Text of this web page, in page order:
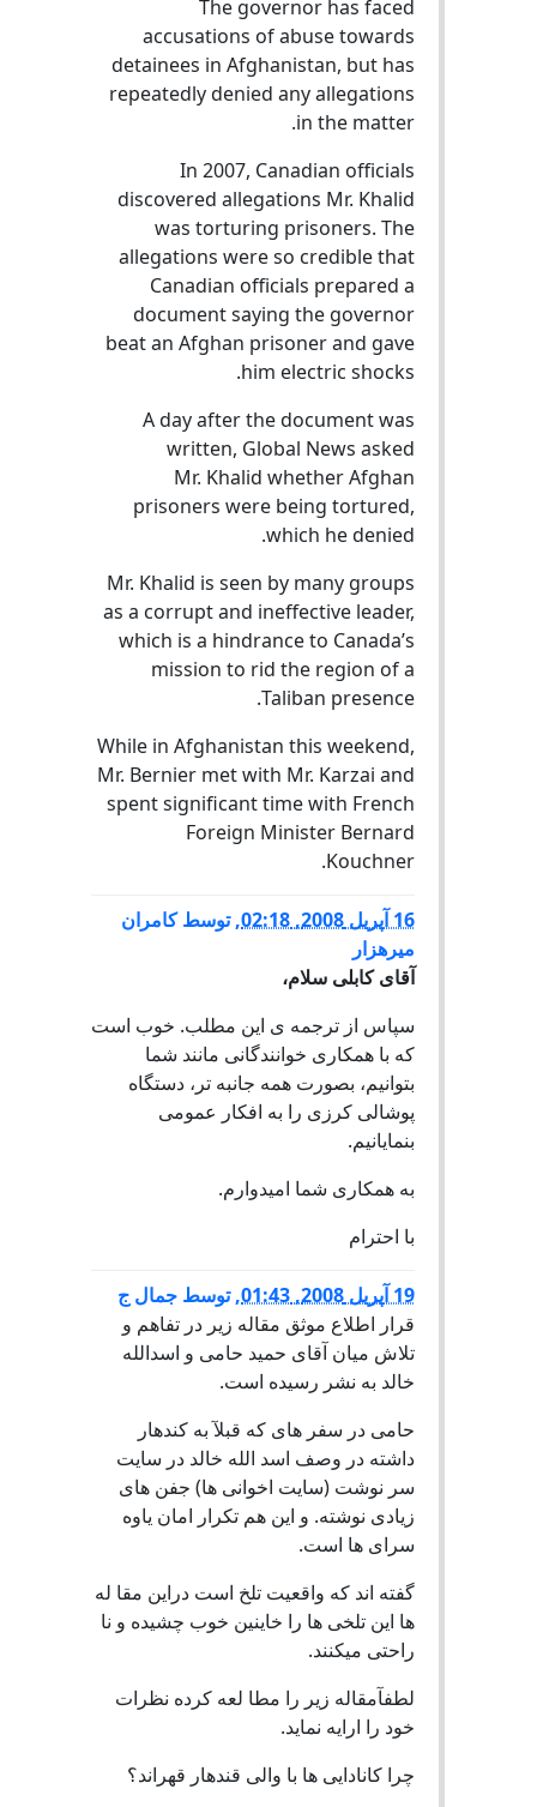
The governor has faced
accusations of abuse towards
detainees in Afghanistan, but has
repeatedly denied any allegations
in the matter.
In 2007, Canadian officials
discovered allegations Mr. Khalid
was torturing prisoners. The
allegations were so credible that
Canadian officials prepared a
document saying the governor
beat an Afghan prisoner and gave
him electric shocks.
A day after the document was
written, Global News asked
Mr. Khalid whether Afghan
prisoners were being tortured,
which he denied.
Mr. Khalid is seen by many groups
as a corrupt and ineffective leader,
which is a hindrance to Canada’s
mission to rid the region of a
Taliban presence.
While in Afghanistan this weekend,
Mr. Bernier met with Mr. Karzai and
spent significant time with French
Foreign Minister Bernard
Kouchner.
16 آپریل 2008, 02:18 ,توسطکامران
ميرهزار
آقای کابلی سلام،
سپاس از ترجمه ی اين مطلب. خوب است
که با همکاری خوانندگانی مانند شما
بتوانيم، بصورت همه جانبه تر، دستگاه
پوشالی کرزی را به افکار عمومی
بنمايانيم.
به همکاری شما اميدوارم.
با احترام
19 آپریل 2008, 01:43 ,توسط جمال ج
قرار اطلاع موثق مقاله زیر در تفاهم و
تلاش میان آقای حمید حامی و اسدالله
خالد به نشر رسیده است.
حامی در سفر های که قبلآ به کندهار
داشته در وصف اسد الله خالد در سایت
سر نوشت (سایت اخوانی ها) جفن های
زیادی نوشته. و این هم تکرار امان یاوه
سرای ها است.
گفته اند که واقعیت تلخ است دراین مقا له
ها این تلخی ها را خاینین خوب چشیده و نا
راحتی میکنند.
لطفآمقاله زیر را مطا لعه کرده نظرات
خود را ارایه نماید.
چرا کانادایی ها با والی قندهار قهراند؟